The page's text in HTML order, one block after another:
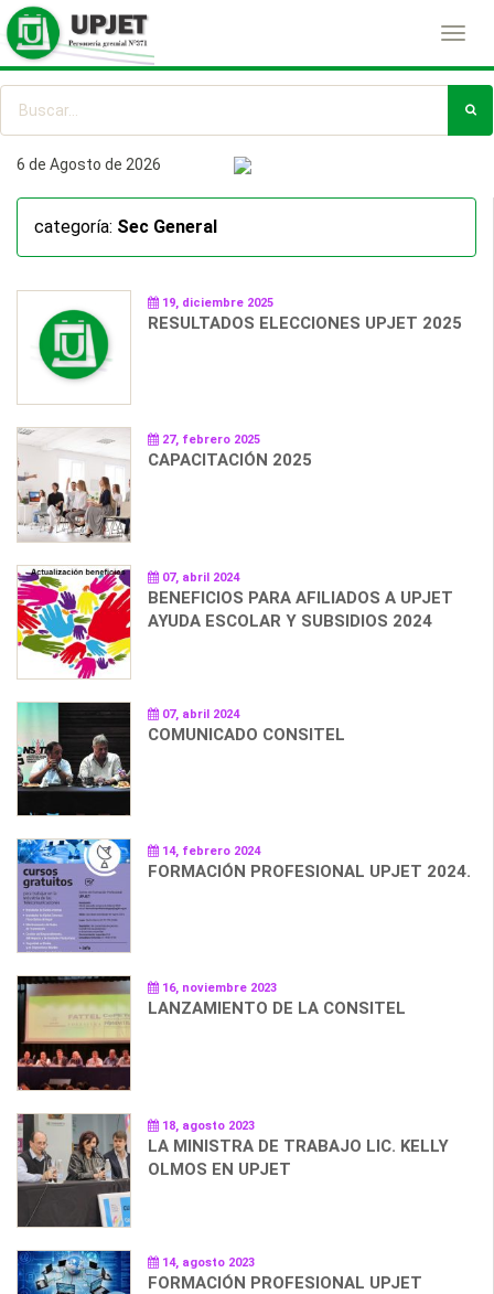
6 de Agosto de 2026
categoría: Sec General
19, diciembre 2025
RESULTADOS ELECCIONES UPJET 2025
27, febrero 2025
CAPACITACIÓN 2025
07, abril 2024
BENEFICIOS PARA AFILIADOS A UPJET
AYUDA ESCOLAR Y SUBSIDIOS 2024
07, abril 2024
COMUNICADO CONSITEL
14, febrero 2024
FORMACIÓN PROFESIONAL UPJET 2024.
16, noviembre 2023
LANZAMIENTO DE LA CONSITEL
18, agosto 2023
LA MINISTRA DE TRABAJO LIC. KELLY
OLMOS EN UPJET
14, agosto 2023
FORMACIÓN PROFESIONAL UPJET